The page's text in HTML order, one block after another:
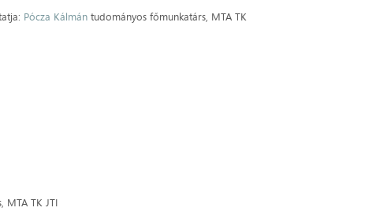
Pócza Kálmán tudományos főmunkatárs, MTA TK
MTA TK JTI